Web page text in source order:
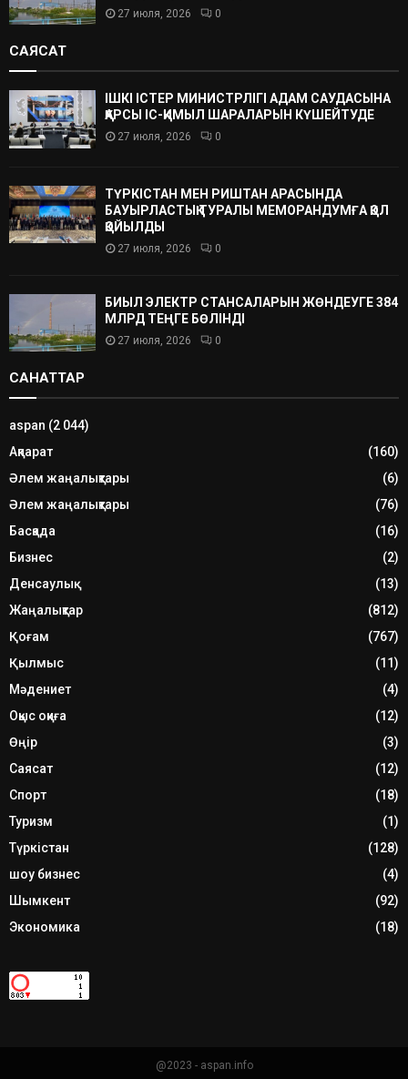
27 июля, 2026 0
САЯСАТ
ІШКІ ІСТЕР МИНИСТРЛІГІ АДАМ САУДАСЫНА
ҚАРСЫ ІС-ҚИМЫЛ ШАРАЛАРЫН КҮШЕЙТУДЕ
27 июля, 2026 0
ТҮРКІСТАН МЕН РИШТАН АРАСЫНДА
БАУЫРЛАСТЫҚ ТУРАЛЫ МЕМОРАНДУМҒА ҚОЛ
ҚОЙЫЛДЫ
27 июля, 2026 0
БИЫЛ ЭЛЕКТР СТАНСАЛАРЫН ЖӨНДЕУГЕ 384
МЛРД ТЕҢГЕ БӨЛІНДІ
27 июля, 2026 0
САНАТТАР
aspan (2 044)
Ақпарат
(160)
Әлем жаңалықтары
(6)
Әлем жаңалықтары
(76)
Басқада
(16)
Бизнес
(2)
Денсаулық
(13)
Жаңалықтар
(812)
Қоғам
(767)
Қылмыс
(11)
Мәдениет
(4)
Оқыс оқиға
(12)
Өңір
(3)
Саясат
(12)
Спорт
(18)
Туризм
(1)
Түркістан
(128)
шоу бизнес
(4)
Шымкент
(92)
Экономика
(18)
@2023 - aspan.info